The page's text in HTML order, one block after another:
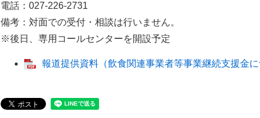
電話：027-226-2731
備考：対面での受付・相談は行いません。
※後日、専用コールセンターを開設予定
報道提供資料（飲食関連事業者等事業継続支援金